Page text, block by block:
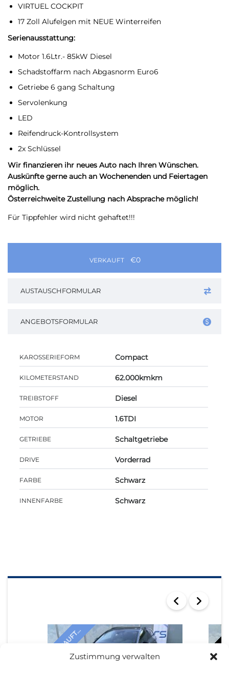
Zustimmung verwalten
VIRTUEL COCKPIT
17 Zoll Alufelgen mit NEUE Winterreifen
Serienausstattung:
Motor 1.6Ltr.- 85kW Diesel
Schadstoffarm nach Abgasnorm Euro6
Getriebe 6 gang Schaltung
Servolenkung
LED
Reifendruck-Kontrollsystem
2x Schlüssel
Wir finanzieren ihr neues Auto nach Ihren Wünschen.
Auskünfte gerne auch an Wochenenden und Feiertagen
möglich.
Österreichweite Zustellung nach Absprache möglich!
Für Tippfehler wird nicht gehaftet!!!
VERKAUFT €0
AUSTAUSCHFORMULAR
ANGEBOTSFORMULAR
KAROSSERIEFORM Compact
KILOMETERSTAND 62.000kmkm
TREIBSTOFF Diesel
MOTOR 1.6TDI
GETRIEBE Schaltgetriebe
DRIVE Vorderrad
FARBE Schwarz
INNENFARBE Schwarz
VERKAUFT...